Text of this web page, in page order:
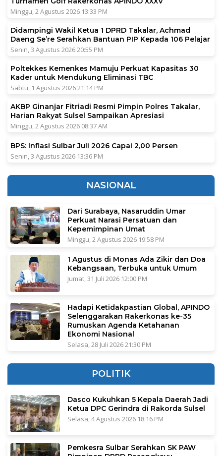
Minggu, 2 Agustus 2026 13:33 PM
Didampingi Wakil Ketua 1 DPRD Takalar, Achmad
Daeng Se’re Serahkan Bantuan PIP Kepada 106 Pelajar
Senin, 3 Agustus 2026 20:55 PM
Poltekkes Kemenkes Mamuju Perkuat Kapasitas 30
Kader untuk Mendukung Eliminasi TBC
Sabtu, 1 Agustus 2026 21:14 PM
AKBP Ginanjar Fitriadi Resmi Pimpin Polres Takalar,
Harian Rakyat Sulsel Sampaikan Apresiasi
Minggu, 2 Agustus 2026 08:37 AM
BPS: Inflasi Sulbar Juli 2026 Capai 2,00 Persen
Senin, 3 Agustus 2026 13:36 PM
NASIONAL
Dari Surabaya, Nasaruddin Umar
Perkuat Narasi Persatuan dan
Kepemimpinan Umat
Minggu, 2 Agustus 2026 19:58 PM
1 Agustus di Monas Ada Zikir dan Doa
Kebangsaan, Terbuka untuk Umum
Jumat, 31 Juli 2026 12:00 PM
Hadapi Ketidakpastian Global, APINDO
Selenggarakan Rakerkonas ke-35
Rumuskan Agenda Ketahanan
Ekonomi Nasional
Selasa, 28 Juli 2026 21:30 PM
POLITIK
Dasco Kukuhkan 5 Kepala Daerah Jadi
Ketua DPC Gerindra di Rakorda Sulsel
Selasa, 4 Agustus 2026 18:16 PM
Pemkesra Sulbar Serahkan SK PAW